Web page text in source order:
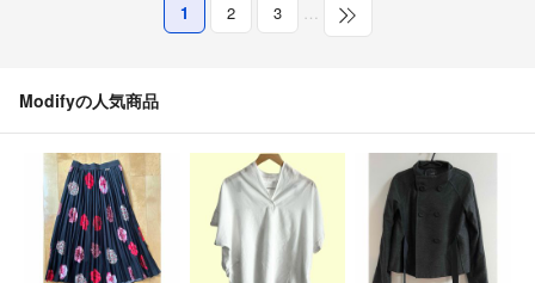
1 2 3 …
Modifyの人気商品